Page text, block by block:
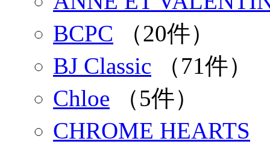
BCPC （20件）
BJ Classic （71件）
Chloe （5件）
CHROME HEARTS